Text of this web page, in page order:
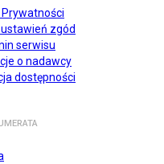
Prywatności
zgód
serwisu
o nadawcy
dostępności